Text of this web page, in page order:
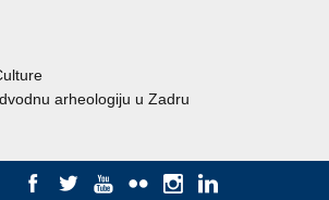
arheologiju u Zadru